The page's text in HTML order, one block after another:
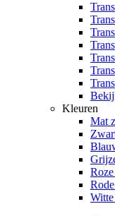
Kleuren
Mat